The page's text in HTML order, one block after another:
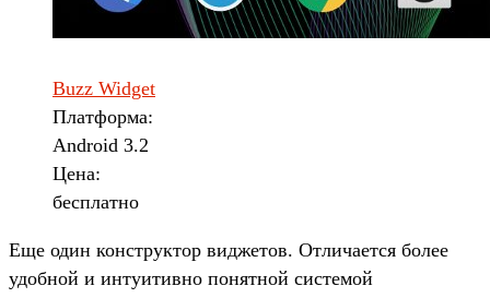
Buzz Widget
Платформа:
Android 3.2
Цена:
бесплатно
Еще один конструктор виджетов. Отличается более
удобной и интуитивно понятной системой